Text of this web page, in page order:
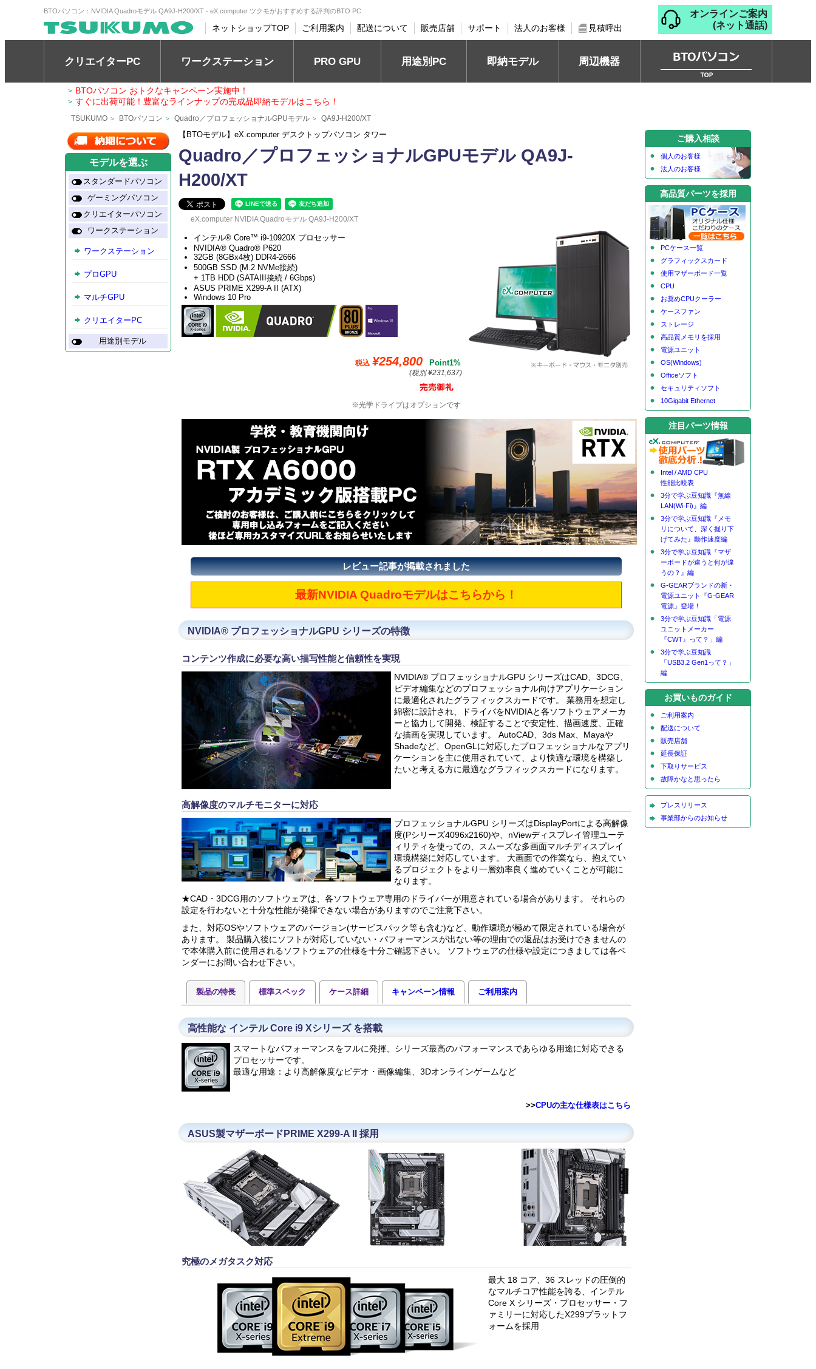
BTOパソコン：NVIDIA Quadroモデル QA9J-H200/XT - eX.computer ツクモがおすすめする評判のBTO PC
ネットショップTOP ご利用案内 配送について 販売店舗 サポート 法人のお客様 見積呼出
オンラインご案内
(ネット通話)
クリエイターPC ワークステーション PRO GPU 用途別PC 即納モデル 周辺機器
> BTOパソコン おトクなキャンペーン実施中！
> すぐに出荷可能！豊富なラインナップの完成品即納モデルはこちら！
TSUKUMO > BTOパソコン > Quadro／プロフェッショナルGPUモデル > QA9J-H200/XT
【BTOモデル】eX.computer デスクトップパソコン タワー
Quadro／プロフェッショナルGPUモデル QA9J-
H200/XT
eX.computer NVIDIA Quadroモデル QA9J-H200/XT
インテル® Core™ i9-10920X プロセッサー
NVIDIA® Quadro® P620
32GB (8GBx4枚) DDR4-2666
500GB SSD (M.2 NVMe接続)
+ 1TB HDD (SATAIII接続 / 6Gbps)
ASUS PRIME X299-A II (ATX)
Windows 10 Pro
税込 ¥254,800 Point1%
(税別 ¥231,637)
※光学ドライブはオプションです
レビュー記事が掲載されました
最新NVIDIA Quadroモデルはこちらから！
NVIDIA® プロフェッショナルGPU シリーズの特徴
コンテンツ作成に必要な高い描写性能と信頼性を実現
NVIDIA® プロフェッショナルGPU シリーズはCAD、3DCG、
ビデオ編集などのプロフェッショナル向けアプリケーション
に最適化されたグラフィックスカードです。 業務用を想定し
綿密に設計され、ドライバをNVIDIAと各ソフトウェアメーカ
ーと協力して開発、検証することで安定性、描画速度、正確
な描画を実現しています。 AutoCAD、3ds Max、Mayaや
Shadeなど、OpenGLに対応したプロフェッショナルなアプリ
ケーションを主に使用されていて、より快適な環境を構築し
たいと考える方に最適なグラフィックスカードになります。
高解像度のマルチモニターに対応
プロフェッショナルGPU シリーズはDisplayPortによる高解像
度(Pシリーズ4096x2160)や、nViewディスプレイ管理ユーテ
ィリティを使っての、スムーズな多画面マルチディスプレイ
環境構築に対応しています。 大画面での作業なら、抱えてい
るプロジェクトをより一層効率良く進めていくことが可能に
なります。
★CAD・3DCG用のソフトウェアは、各ソフトウェア専用のドライバーが用意されている場合があります。 それらの
設定を行わないと十分な性能が発揮できない場合がありますのでご注意下さい。
また、対応OSやソフトウェアのバージョン(サービスパック等も含む)など、動作環境が極めて限定されている場合が
あります。 製品購入後にソフトが対応していない・パフォーマンスが出ない等の理由での返品はお受けできませんの
で本体購入前に使用されるソフトウェアの仕様を十分ご確認下さい。 ソフトウェアの仕様や設定につきましては各ベ
ンダーにお問い合わせ下さい。
製品の特長 標準スペック ケース詳細 キャンペーン情報 ご利用案内
高性能な インテル Core i9 Xシリーズ を搭載
スマートなパフォーマンスをフルに発揮、シリーズ最高のパフォーマンスであらゆる用途に対応できる
プロセッサーです。
最適な用途：より高解像度なビデオ・画像編集、3Dオンラインゲームなど
>>CPUの主な仕様表はこちら
ASUS製マザーボードPRIME X299-A II 採用
究極のメガタスク対応
最大 18 コア、36 スレッドの圧倒的
なマルチコア性能を誇る、インテル
Core X シリーズ・プロセッサー・フ
ァミリーに対応したX299プラットフ
ォームを採用
モデルを選ぶ
スタンダードパソコン
ゲーミングパソコン
クリエイターパソコン
ワークステーション
ワークステーション
プロGPU
マルチGPU
クリエイターPC
用途別モデル
ご購入相談
個人のお客様
法人のお客様
高品質パーツを採用
PCケース一覧
グラフィックスカード
使用マザーボード一覧
CPU
お奨めCPUクーラー
ケースファン
ストレージ
高品質メモリを採用
電源ユニット
OS(Windows)
Officeソフト
セキュリティソフト
10Gigabit Ethernet
注目パーツ情報
Intel / AMD CPU
性能比較表
3分で学ぶ豆知識『無線
LAN(Wi-Fi)』編
3分で学ぶ豆知識『メモ
リについて、深く掘り下
げてみた』動作速度編
3分で学ぶ豆知識『マザ
ーボードが違うと何が違
うの？』編
G-GEARブランドの新・
電源ユニット『G-GEAR
電源』登場！
3分で学ぶ豆知識「電源
ユニットメーカー
『CWT』って？」編
3分で学ぶ豆知識
「USB3.2 Gen1って？」
編
お買いものガイド
ご利用案内
配送について
販売店舗
延長保証
下取りサービス
故障かなと思ったら
プレスリリース
事業部からのお知らせ